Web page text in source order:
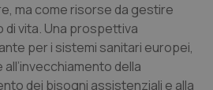
urogenitali
ma come risorse da gestire
di vita. Una prospettiva
per i sistemi sanitari europei,
della
dei bisogni assistenziali e alla